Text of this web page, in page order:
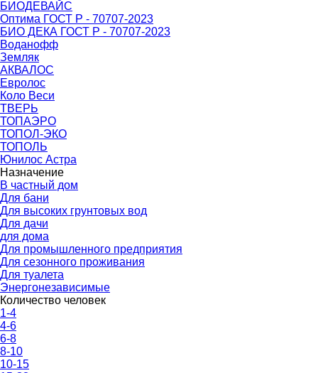
БИОДЕВАЙС
Оптима ГОСТ Р - 70707-2023
БИО ДЕКА ГОСТ Р - 70707-2023
Воданофф
Земляк
АКВАЛОС
Евролос
Коло Веси
ТВЕРЬ
ТОПАЭРО
ТОПОЛ-ЭКО
ТОПОЛЬ
Юнилос Астра
Назначение
В частный дом
Для бани
Для высоких грунтовых вод
Для дачи
для дома
Для промышленного предприятия
Для сезонного проживания
Для туалета
Энергонезависимые
Количество человек
1-4
4-6
6-8
8-10
10-15